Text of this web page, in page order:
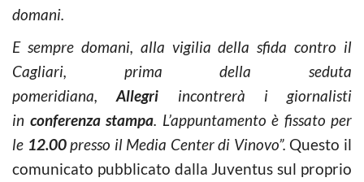
domani.
E sempre domani, alla vigilia della sfida contro il
Cagliari, prima della seduta
pomeridiana,Allegri incontrerà i giornalisti
in conferenza stampa. L’appuntamento è fissato per
le 12.00presso il Media Center di Vinovo”. Questo il
comunicato pubblicato dalla Juventus sul proprio